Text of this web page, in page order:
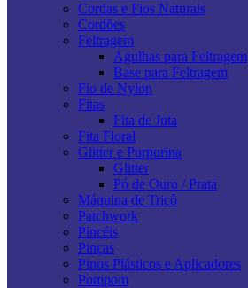
Cordas e Fios Naturais
Cordões
Feltragem
Agulhas para Feltragem
Base para Feltragem
Fio de Nylon
Fitas
Fita de Juta
Fita Floral
Glitter e Purpurina
Glitter
Pó de Ouro / Prata
Máquina de Tricô
Patchwork
Pincéis
Pinças
Pinos Plásticos e Aplicadores
Pompom